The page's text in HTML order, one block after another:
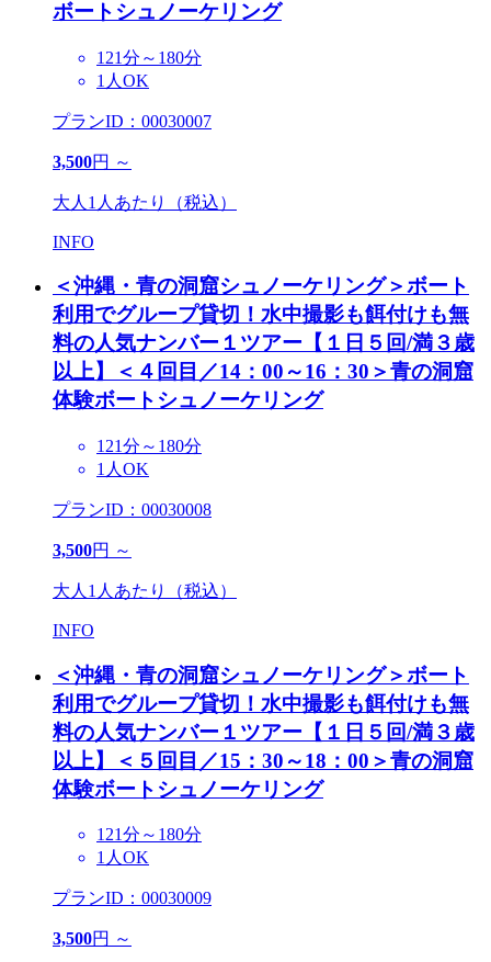
ボートシュノーケリング
121分～180分
1人OK
プランID：00030007
3,500円 ～
大人1人あたり（税込）
INFO
＜沖縄・青の洞窟シュノーケリング＞ボート
利用でグループ貸切！水中撮影も餌付けも無
料の人気ナンバー１ツアー【１日５回/満３歳
以上】
＜４回目／14：00～16：30＞青の洞窟
体験ボートシュノーケリング
121分～180分
1人OK
プランID：00030008
3,500円 ～
大人1人あたり（税込）
INFO
＜沖縄・青の洞窟シュノーケリング＞ボート
利用でグループ貸切！水中撮影も餌付けも無
料の人気ナンバー１ツアー【１日５回/満３歳
以上】
＜５回目／15：30～18：00＞青の洞窟
体験ボートシュノーケリング
121分～180分
1人OK
プランID：00030009
3,500円 ～